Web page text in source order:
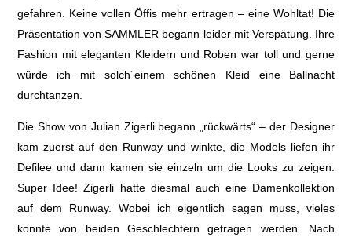
gefahren. Keine vollen Öffis mehr ertragen – eine Wohltat! Die
Präsentation von SAMMLER begann leider mit Verspätung. Ihre
Fashion mit eleganten Kleidern und Roben war toll und gerne
würde ich mit solch´einem schönen Kleid eine Ballnacht
durchtanzen.
Die Show von Julian Zigerli begann „rückwärts“ – der Designer
kam zuerst auf den Runway und winkte, die Models liefen ihr
Defilee und dann kamen sie einzeln um die Looks zu zeigen.
Super Idee! Zigerli hatte diesmal auch eine Damenkollektion
auf dem Runway. Wobei ich eigentlich sagen muss, vieles
konnte von beiden Geschlechtern getragen werden. Nach